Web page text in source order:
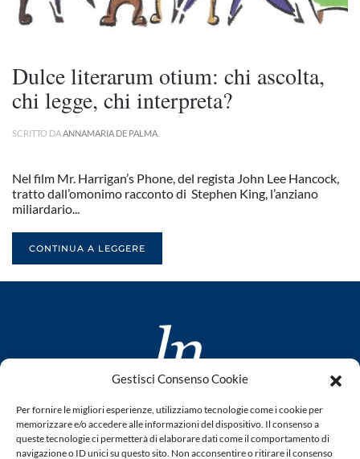
Gestisci Consenso Cookie
Per fornire le migliori esperienze, utilizziamo tecnologie come i cookie per
memorizzare e/o accedere alle informazioni del dispositivo. Il consenso a
queste tecnologie ci permetterà di elaborare dati come il comportamento di
navigazione o ID unici su questo sito. Non acconsentire o ritirare il consenso
Dulce literarum otium: chi ascolta,
chi legge, chi interpreta?
SCRITTO DAANNAMARIA DE PALMA
Nel film Mr. Harrigan’s Phone, del regista John Lee Hancock,
tratto dall’omonimo racconto di Stephen King, l’anziano
miliardario...
CONTINUA A LEGGERE
www.laletteraturaenoi.it
fondato da Romano Luperini
Questo blog non rappresenta una testata giornalistica in